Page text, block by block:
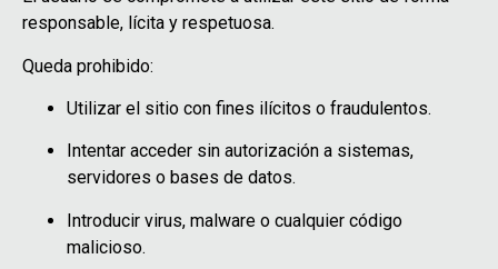
responsable, lícita y respetuosa.
Queda prohibido:
Utilizar el sitio con fines ilícitos o fraudulentos.
Intentar acceder sin autorización a sistemas,
servidores o bases de datos.
Introducir virus, malware o cualquier código
malicioso.